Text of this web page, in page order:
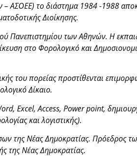
ΑΣΟΕΕ) το διάστημα 1984 -1988
Διοίκησης.
Πανεπιστημίου των Αθηνών. Η
στο Φορολογικό και
του πορείας προστίθενται
Δίκαιο.
Εxcel, Αccess, Power point,
και λογιστικής).
της Νέας Δημοκρατίας. Πρόεδρος
της Νέας Δημοκρατίας.